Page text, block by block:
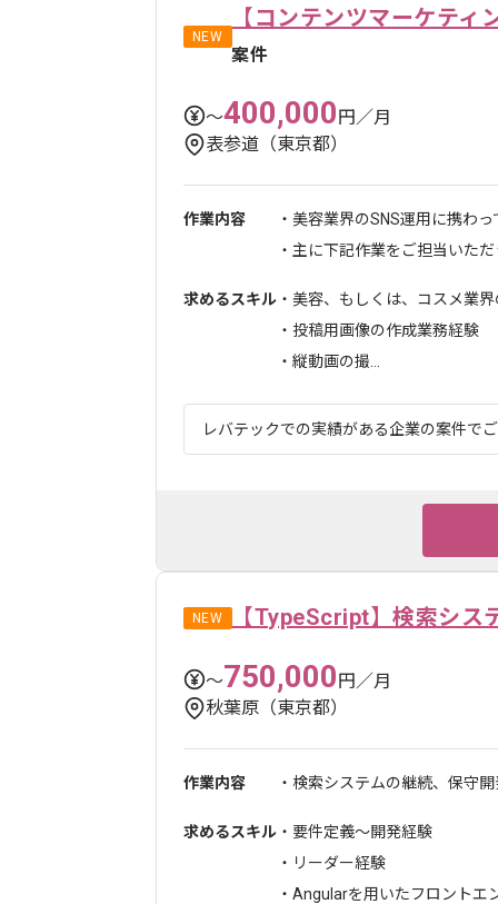
NEW
【コンテンツマーケテ
案件
〜400,000円／月
表参道（東京都）
作業内容
・美容業界のSNS運用に携わ
・主に下記作業をご担当いただ
求めるスキル ・美容、もしくは、コスメ業
・投稿用画像の作成業務経験
・縦動画の撮...
レバテックでの実績がある企業の案件で
NEW 【TypeScript】検索シス
〜750,000円／月
秋葉原（東京都）
作業内容 ・検索システムの継続、保守
求めるスキル ・要件定義～開発経験
・リーダー経験
・Angularを用いたフロントエ